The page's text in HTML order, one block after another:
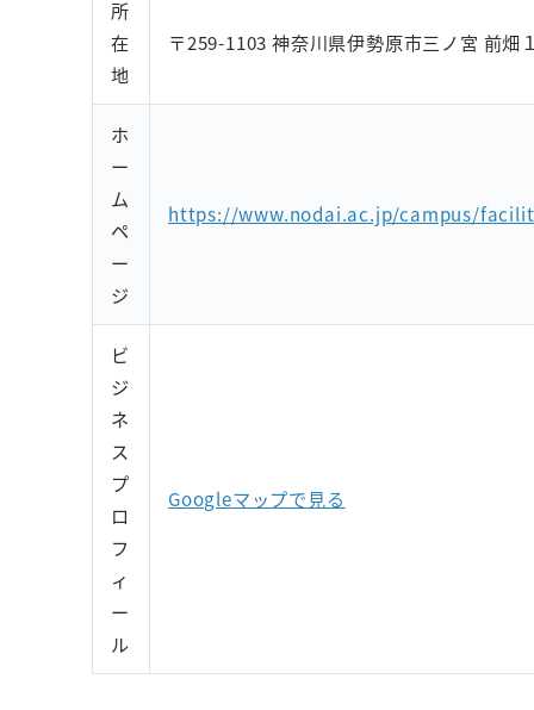
所
在
地
〒259-1103 神奈川県伊勢原市三ノ宮 前畑
ホ
ー
ム
ペ
ー
ジ
https://www.nodai.ac.jp/campus/
ビ
ジ
ネ
ス
プ
ロ
フ
ィ
ー
ル
Googleマップで見る